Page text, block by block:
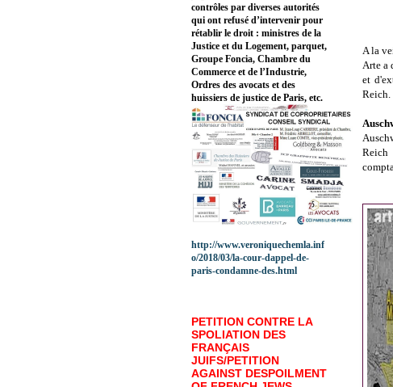
A la
Arte a
et
Reich.
Reich
contrôles par diverses autorités
qui ont refusé d’intervenir pour
rétablir le droit : ministres de la
Justice et du Logement, parquet,
Groupe Foncia, Chambre du
Commerce et de l’Industrie,
Ordres des avocats et des
huissiers de justice de Paris, etc.
http://www.veroniquechemla.inf
o/2018/03/la-cour-dappel-de-
paris-condamne-des.html
PETITION CONTRE LA
SPOLIATION DES
FRANÇAIS
JUIFS/PETITION
AGAINST DESPOILMENT